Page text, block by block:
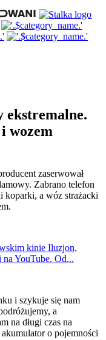
ekstremalne.
wozem
zaserwował
Zabrano telefon
koparki, a wóz strażacki
kinie Iluzjon,
YouTube. Od...
i szykuje się nam
a
na długi czas na
o pojemności